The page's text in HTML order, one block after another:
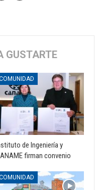
GUSTARTE
de Ingeniería y
firman convenio